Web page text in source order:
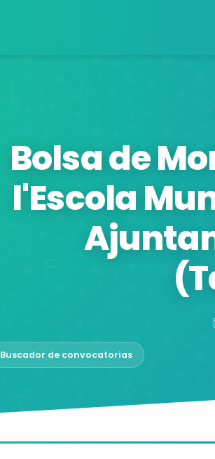
Bolsa de
l'Escola
Buscador de convocatorias